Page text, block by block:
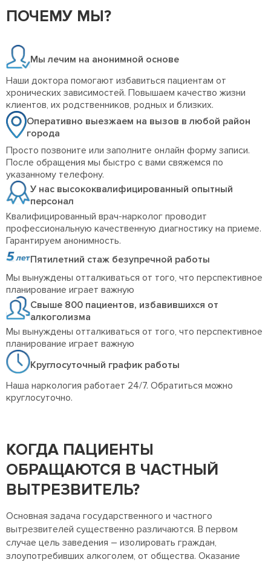
ПОЧЕМУ МЫ?
Мы лечим на анонимной основе
Наши доктора помогают избавиться пациентам от
хронических зависимостей. Повышаем качество жизни
клиентов, их родственников, родных и близких.
Оперативно выезжаем на вызов в любой район
города
Просто позвоните или заполните онлайн форму записи.
После обращения мы быстро с вами свяжемся по
указанному телефону.
У нас высококвалифицированный опытный
персонал
Квалифицированный врач-нарколог проводит
профессиональную качественную диагностику на приеме.
Гарантируем анонимность.
Пятилетний стаж безупречной работы
Мы вынуждены отталкиваться от того, что перспективное
планирование играет важную
Свыше 800 пациентов, избавившихся от
алкоголизма
Мы вынуждены отталкиваться от того, что перспективное
планирование играет важную
Круглосуточный график работы
Наша наркология работает 24/7. Обратиться можно
круглосуточно.
КОГДА ПАЦИЕНТЫ
ОБРАЩАЮТСЯ В ЧАСТНЫЙ
ВЫТРЕЗВИТЕЛЬ?
Основная задача государственного и частного
вытрезвителей существенно различаются. В первом
случае цель заведения – изолировать граждан,
злоупотребивших алкоголем, от общества. Оказание